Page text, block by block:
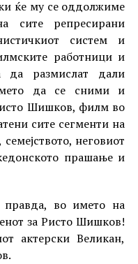
ќе му се оддолжиме
репресирани
систем и
работници и
да размислат дали
да се сними и
Шишков, филм во
сите сегменти на
неговиот
прашање и
во името на
за Ристо Шишков!
актерски Великан,